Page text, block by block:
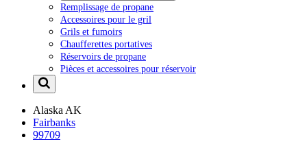
Remplissage de propane
Accessoires pour le gril
Grils et fumoirs
Chaufferettes portatives
Réservoirs de propane
Pièces et accessoires pour réservoir
Alaska AK
Fairbanks
99709